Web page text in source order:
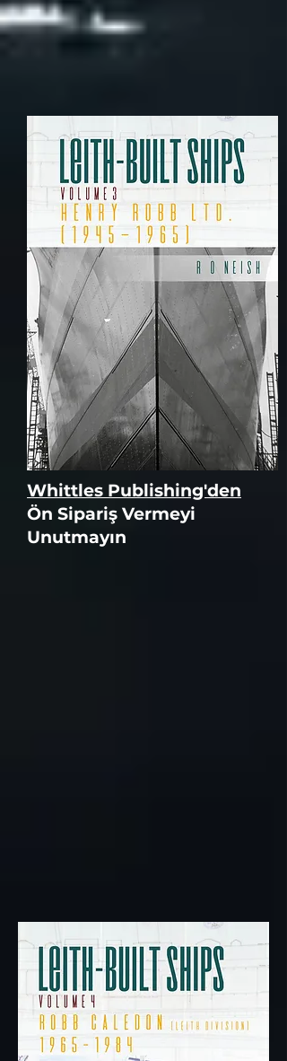
Whittles Publishing'den
Ön Sipariş Vermeyi
Unutmayın